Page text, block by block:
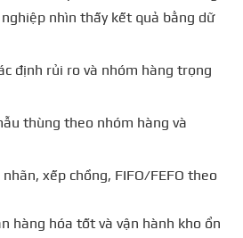
nhìn thấy kết quả bằng dữ
định rủi ro và nhóm hàng trọng
thùng theo nhóm hàng và
xếp chồng, FIFO/FEFO theo
hàng hóa tốt và vận hành kho ổn